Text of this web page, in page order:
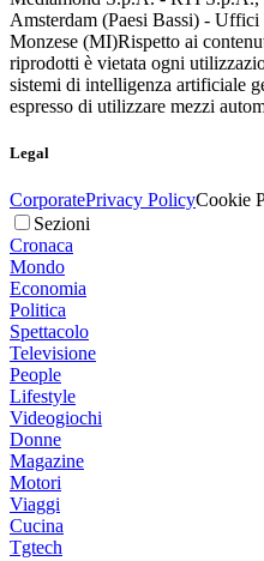
Amsterdam (Paesi Bassi) -
Monzese (MI)Rispetto ai
riprodotti è vietata ogni
sistemi di intelligenza artificiale
espresso di utilizzare mezzi
Legal
CorporatePrivacy PolicyCookie
Sezioni
Cronaca
Mondo
Economia
Politica
Spettacolo
Televisione
People
Lifestyle
Videogiochi
Donne
Magazine
Motori
Viaggi
Cucina
Tgtech